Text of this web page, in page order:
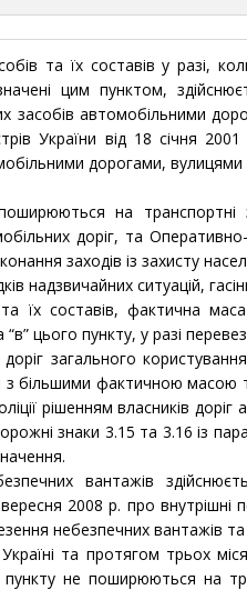
та їх составів у разі,
цим пунктом,
засобів автомобільними
України від 18 січня
дорогами, вулицями
на транспортні
доріг, та
заходів із захисту
надзвичайних ситуацій,
їх составів, фактична
“в” цього пункту, у разі
загального
з більшими фактичною
рішенням власників
знаки 3.15 та 3.16 із
вантажів
2008 р. про внутрішні
небезпечних вантажів
та протягом трьох
не поширюються на